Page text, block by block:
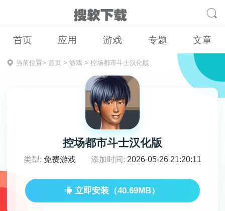
首页 应用 游戏 专题 文章
当前位置> 首页> 游戏> 控场都市斗士汉化版
控场都市斗士汉化版
类型: 免费游戏 添加时间: 2026-05-26 21:20:11
立即安装（40.69MB）